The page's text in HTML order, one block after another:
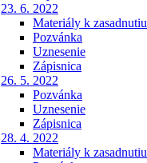
23. 6. 2022
Materiály k zasadnutiu
Pozvánka
Uznesenie
Zápisnica
26. 5. 2022
Pozvánka
Uznesenie
Zápisnica
28. 4. 2022
Materiály k zasadnutiu